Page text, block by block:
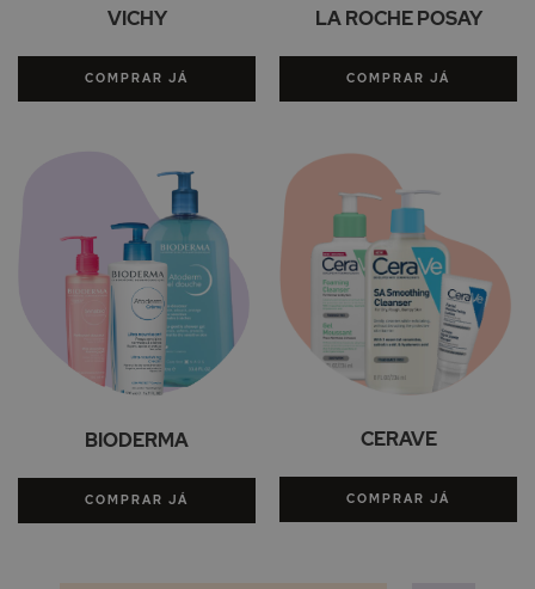
VICHY
COMPRAR JÁ
LA ROCHE POSAY
COMPRAR JÁ
BIODERMA
COMPRAR JÁ
CERAVE
COMPRAR JÁ